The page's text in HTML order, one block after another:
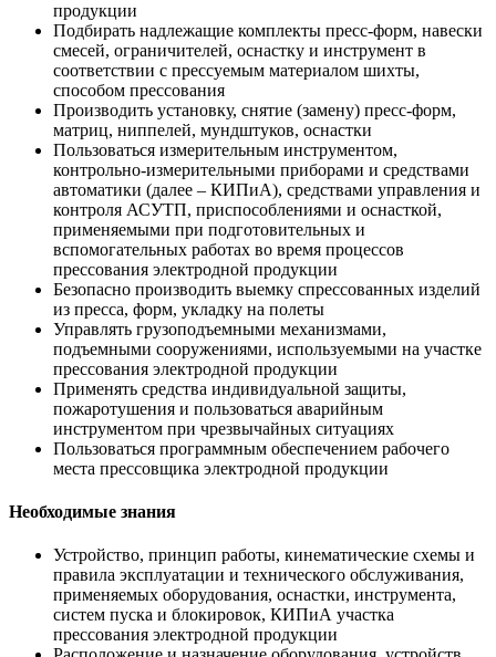
продукции
Подбирать надлежащие комплекты пресс-форм, навески
смесей, ограничителей, оснастку и инструмент в
соответствии с прессуемым материалом шихты,
способом прессования
Производить установку, снятие (замену) пресс-форм,
матриц, ниппелей, мундштуков, оснастки
Пользоваться измерительным инструментом,
контрольно-измерительными приборами и средствами
автоматики (далее – КИПиА), средствами управления и
контроля АСУТП, приспособлениями и оснасткой,
применяемыми при подготовительных и
вспомогательных работах во время процессов
прессования электродной продукции
Безопасно производить выемку спрессованных изделий
из пресса, форм, укладку на полеты
Управлять грузоподъемными механизмами,
подъемными сооружениями, используемыми на участке
прессования электродной продукции
Применять средства индивидуальной защиты,
пожаротушения и пользоваться аварийным
инструментом при чрезвычайных ситуациях
Пользоваться программным обеспечением рабочего
места прессовщика электродной продукции
Необходимые знания
Устройство, принцип работы, кинематические схемы и
правила эксплуатации и технического обслуживания,
применяемых оборудования, оснастки, инструмента,
систем пуска и блокировок, КИПиА участка
прессования электродной продукции